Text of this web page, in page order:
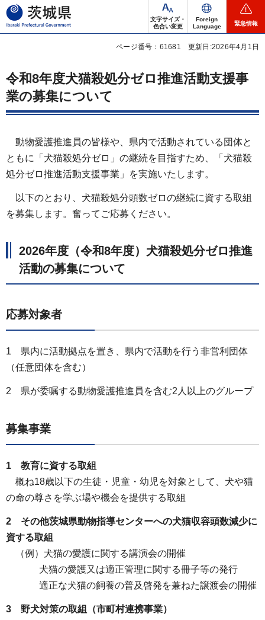
茨城県
文字サイズ・
色合い変更
Foreign
Language
緊急情報
ページ番号：61681 更新日:2026年4月1日
令和8年度犬猫殺処分ゼロ推進活動支援事
業の募集について
動物愛護推進員の皆様や、県内で活動されている団体と
ともに「犬猫殺処分ゼロ」の継続を目指すため、「犬猫殺
処分ゼロ推進活動支援事業」を実施いたします。
以下のとおり、犬猫殺処分頭数ゼロの継続に資する取組
を募集します。奮ってご応募ください。
2026年度（令和8年度）犬猫殺処分ゼロ推進
活動の募集について
応募対象者
1 県内に活動拠点を置き、県内で活動を行う非営利団体
（任意団体を含む）
2 県が委嘱する動物愛護推進員を含む2人以上のグループ
募集事業
1 教育に資する取組
概ね18歳以下の生徒・児童・幼児を対象として、犬や猫
の命の尊さを学ぶ場や機会を提供する取組
2 その他茨城県動物指導センターへの犬猫収容頭数減少に
資する取組
（例）犬猫の愛護に関する講演会の開催
犬猫の愛護又は適正管理に関する冊子等の発行
適正な犬猫の飼養の普及啓発を兼ねた譲渡会の開催
3 野犬対策の取組（市町村連携事業）